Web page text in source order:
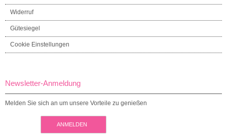
Widerruf
Gütesiegel
Cookie Einstellungen
Newsletter-Anmeldung
Melden Sie sich an um unsere Vorteile zu genießen
ANMELDEN